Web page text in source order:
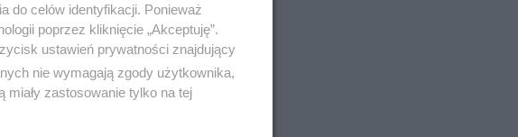
do celów identyfikacji. Ponieważ
poprzez kliknięcie „Akceptuję”.
ustawień prywatności znajdujący
nie wymagają zgody użytkownika,
zastosowanie tylko na tej